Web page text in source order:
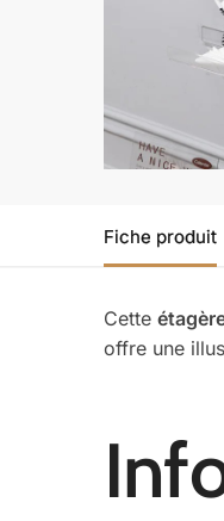
Fiche produit
Cette
offre une